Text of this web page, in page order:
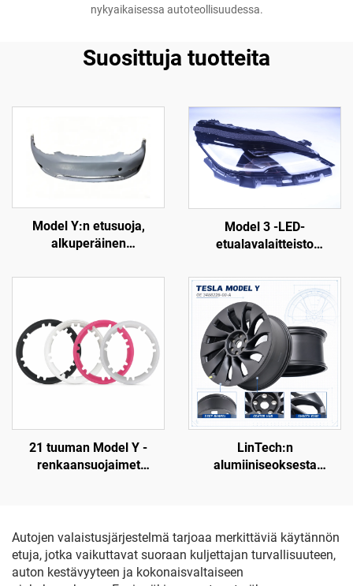
nykyaikaisessa autoteollisuudessa.
Suosittuja tuotteita
Model Y:n etusuoja,
alkuperäinen
SC-C, korkean tarkkuuden
alkuperäisen radarin ja
anturien kanssa, ei-
tuhoava asennus,
korjaamolle ja flottille
Model 3 -LED-
etualavalaitteisto
21 tuuman Model Y -
renkaansuojaimet
LinTech:n
alumiiniseoksesta
3488226-00-A
Autojen valaistusjärjestelmä tarjoaa merkittäviä käytännön
etuja, jotka vaikuttavat suoraan kuljettajan turvallisuuteen,
auton kestävyyteen ja kokonaisvaltaiseen